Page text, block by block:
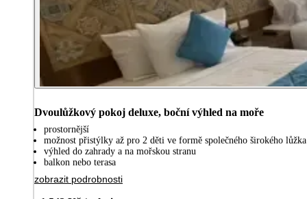
Dvoulůžkový pokoj deluxe, boční výhled na moře
prostornější
možnost přistýlky až pro 2 děti ve formě společného širokého lůžka
výhled do zahrady a na mořskou stranu
balkon nebo terasa
zobrazit podrobnosti